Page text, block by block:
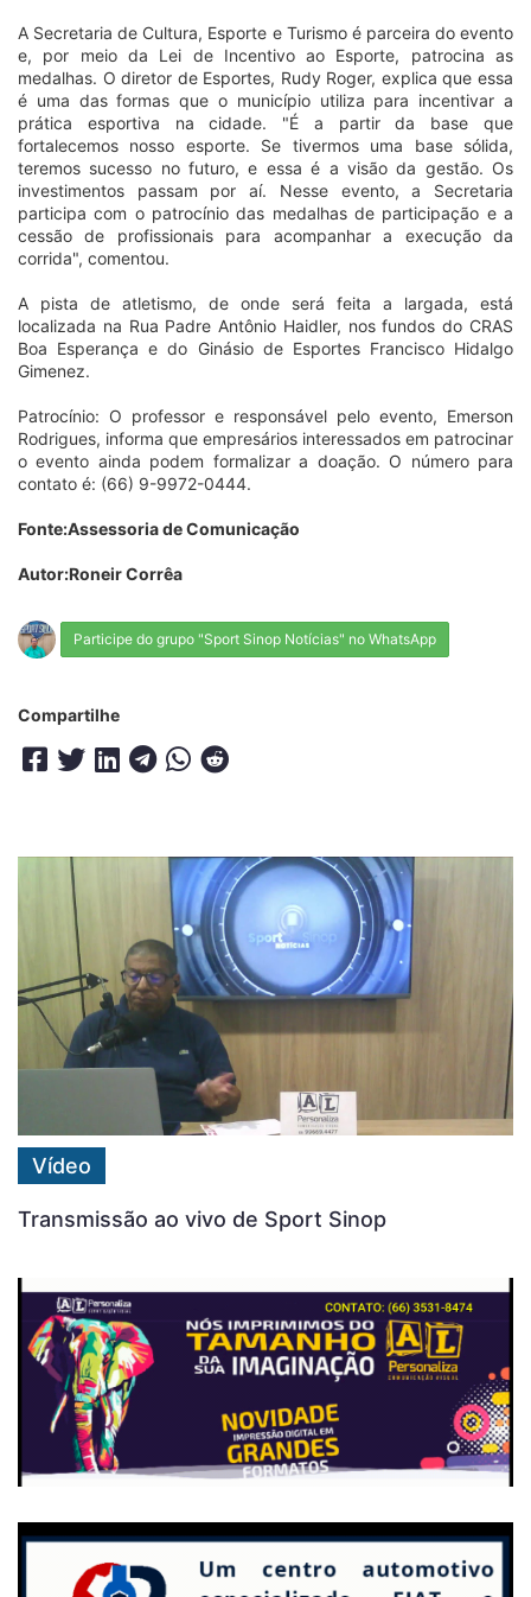
A Secretaria de Cultura, Esporte e Turismo é parceira do evento
e, por meio da Lei de Incentivo ao Esporte, patrocina as
medalhas. O diretor de Esportes, Rudy Roger, explica que essa
é uma das formas que o município utiliza para incentivar a
prática esportiva na cidade. "É a partir da base que
fortalecemos nosso esporte. Se tivermos uma base sólida,
teremos sucesso no futuro, e essa é a visão da gestão. Os
investimentos passam por aí. Nesse evento, a Secretaria
participa com o patrocínio das medalhas de participação e a
cessão de profissionais para acompanhar a execução da
corrida", comentou.
A pista de atletismo, de onde será feita a largada, está
localizada na Rua Padre Antônio Haidler, nos fundos do CRAS
Boa Esperança e do Ginásio de Esportes Francisco Hidalgo
Gimenez.
Patrocínio: O professor e responsável pelo evento, Emerson
Rodrigues, informa que empresários interessados em patrocinar
o evento ainda podem formalizar a doação. O número para
contato é: (66) 9-9972-0444.
Fonte:Assessoria de Comunicação
Autor:Roneir Corrêa
Participe do grupo "Sport Sinop Notícias" no WhatsApp
Compartilhe
Vídeo
Transmissão ao vivo de Sport Sinop